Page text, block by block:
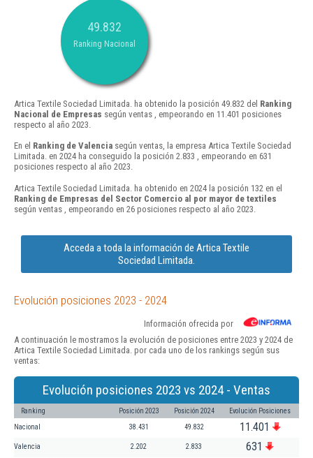
49.832
Ranking Nacional
Artica Textile Sociedad Limitada. ha obtenido la posición 49.832 del Ranking
Nacional de Empresas según ventas , empeorando en 11.401 posiciones
respecto al año 2023.
En el Ranking de Valencia según ventas, la empresa Artica Textile Sociedad
Limitada. en 2024 ha conseguido la posición 2.833 , empeorando en 631
posiciones respecto al año 2023.
Artica Textile Sociedad Limitada. ha obtenido en 2024 la posición 132 en el
Ranking de Empresas del Sector Comercio al por mayor de textiles
según ventas , empeorando en 26 posiciones respecto al año 2023.
Acceda a toda la información de Artica Textile
Sociedad Limitada.
Evolución posiciones 2023 - 2024
Información ofrecida por
A continuación le mostramos la evolución de posiciones entre 2023 y 2024 de
Artica Textile Sociedad Limitada. por cada uno de los rankings según sus
ventas:
Evolución posiciones 2023 vs 2024 - Ventas
Ranking Posición 2023 Posición 2024 Evolución Posiciones
Nacional 38.431 49.832 11.401
Valencia 2.202 2.833 631